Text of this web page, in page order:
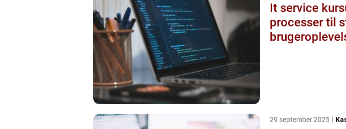
It service
processer til
29 september 2025